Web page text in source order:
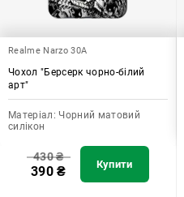
Realme Narzo 30A
Чохол "Берсерк чорно-білий
арт"
Матеріал: Чорний матовий
силікон
430₴
390₴ Купити